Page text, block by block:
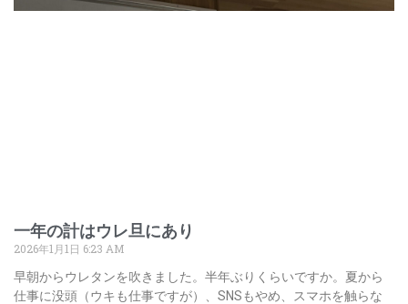
一年の計はウレ旦にあり
2026年1月1日 6:23 AM
早朝からウレタンを吹きました。半年ぶりくらいですか。夏から
仕事に没頭（ウキも仕事ですが）、SNSもやめ、スマホを触らな